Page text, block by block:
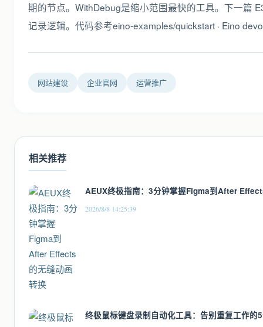
期的节点。WithDebug是缩小范围最快的工具。下一篇
记录逻辑。代码参考eino-examples/quickstart · Eino
网站建设 企业官网 运营推广
相关推荐
AEUX终极指南：3分钟掌握Figma到After
2026/8/8 14:25:39
终极鼠标键盘录制自动化工具：告别重复工作的